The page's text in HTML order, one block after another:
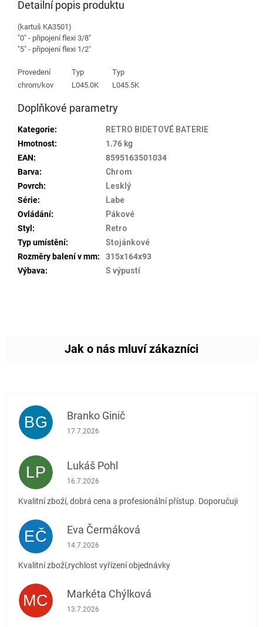
Detailní popis produktu
(kartuš KA3501)
"0" - připojení flexi 3/8"
"5" - připojení flexi 1/2"
Provedení Typ
Typ
chrom/kov
L045.0K L045.5K
Doplňkové parametry
Kategorie:
RETRO BIDETOVÉ BATERIE
Hmotnost:
1.76 kg
EAN:
8595163501034
Barva:
Chrom
Povrch:
Lesklý
Série:
Labe
Ovládání:
Pákové
Styl :
Retro
Typ umístění:
Stojánkové
Rozměry balení v mm:
315x164x93
Výbava: S výpustí
BG Branko Ginič
Hodnocení obchodu je 5 z 5 hvězdiček.
17.7.2026
LP Lukáš Pohl
Hodnocení obchodu je 5 z 5 hvězdiček.
16.7.2026
Kvalitní zboží, dobrá cena a profesionální přístup. Doporučuji
EČ Eva Čermáková
Hodnocení obchodu je 5 z 5 hvězdiček.
14.7.2026
Kvalitní zboží,rychlost vyřízení objednávky
MC Markéta Chýlková
Hodnocení obchodu je 5 z 5 hvězdiček.
13.7.2026